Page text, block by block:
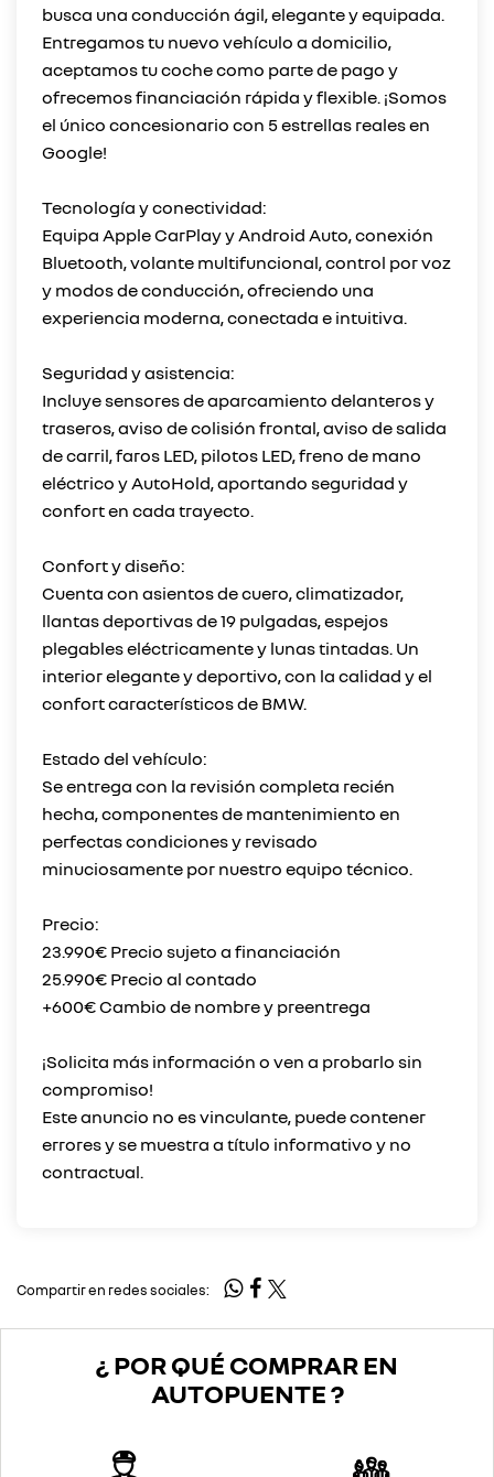
busca una conducción ágil, elegante y equipada.
Entregamos tu nuevo vehículo a domicilio,
aceptamos tu coche como parte de pago y
ofrecemos financiación rápida y flexible. ¡Somos
el único concesionario con 5 estrellas reales en
Google!
Tecnología y conectividad:
Equipa Apple CarPlay y Android Auto, conexión
Bluetooth, volante multifuncional, control por voz
y modos de conducción, ofreciendo una
experiencia moderna, conectada e intuitiva.
Seguridad y asistencia:
Incluye sensores de aparcamiento delanteros y
traseros, aviso de colisión frontal, aviso de salida
de carril, faros LED, pilotos LED, freno de mano
eléctrico y AutoHold, aportando seguridad y
confort en cada trayecto.
Confort y diseño:
Cuenta con asientos de cuero, climatizador,
llantas deportivas de 19 pulgadas, espejos
plegables eléctricamente y lunas tintadas. Un
interior elegante y deportivo, con la calidad y el
confort característicos de BMW.
Estado del vehículo:
Se entrega con la revisión completa recién
hecha, componentes de mantenimiento en
perfectas condiciones y revisado
minuciosamente por nuestro equipo técnico.
Precio:
23.990€ Precio sujeto a financiación
25.990€ Precio al contado
+600€ Cambio de nombre y preentrega
¡Solicita más información o ven a probarlo sin
compromiso!
Este anuncio no es vinculante, puede contener
errores y se muestra a título informativo y no
Compartir en redes sociales:
¿ POR QUÉ COMPRAR EN
AUTOPUENTE ?